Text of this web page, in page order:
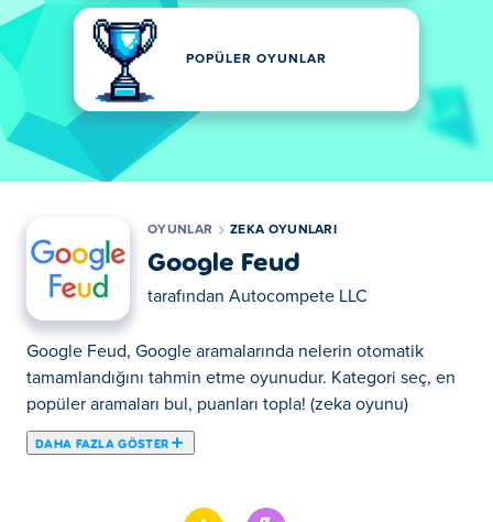
POPÜLER OYUNLAR
OYUNLAR ZEKA OYUNLARI
Google Feud
tarafından Autocompete LLC
Google Feud, Google aramalarında nelerin otomatik
tamamlandığını tahmin etme oyunudur. Kategori seç, en
popüler aramaları bul, puanları topla! (zeka oyunu)
DAHA FAZLA GÖSTER